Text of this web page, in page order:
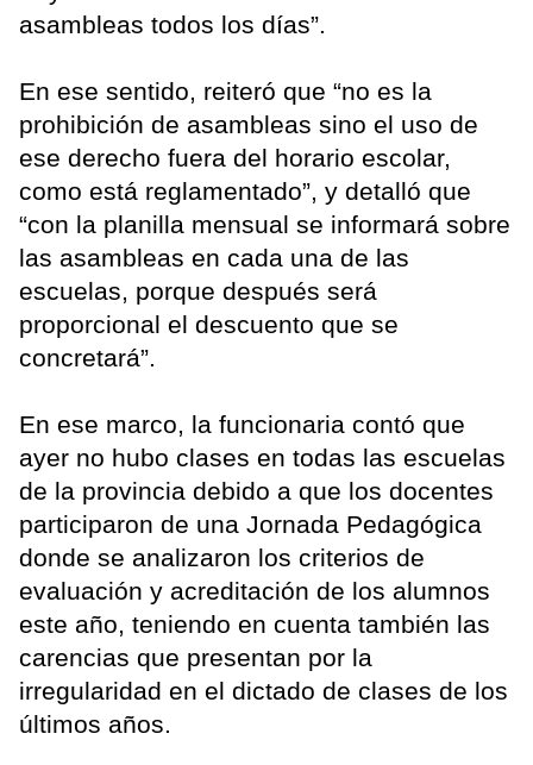
asambleas todos los días”.
En ese sentido, reiteró que “no es la
prohibición de asambleas sino el uso de
ese derecho fuera del horario escolar,
como está reglamentado”, y detalló que
“con la planilla mensual se informará sobre
las asambleas en cada una de las
escuelas, porque después será
proporcional el descuento que se
concretará”.
En ese marco, la funcionaria contó que
ayer no hubo clases en todas las escuelas
de la provincia debido a que los docentes
participaron de una Jornada Pedagógica
donde se analizaron los criterios de
evaluación y acreditación de los alumnos
este año, teniendo en cuenta también las
carencias que presentan por la
irregularidad en el dictado de clases de los
últimos años.